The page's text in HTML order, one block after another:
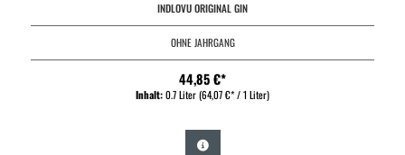
INDLOVU ORIGINAL GIN
OHNE JAHRGANG
44,85 €*
Inhalt:0.7 Liter(64,07 €* / 1 Liter)